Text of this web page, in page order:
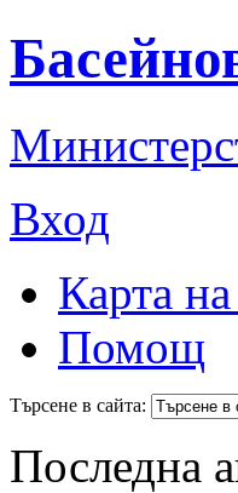
Вход
Карта
Помощ
Търсене в сайта:
Последна